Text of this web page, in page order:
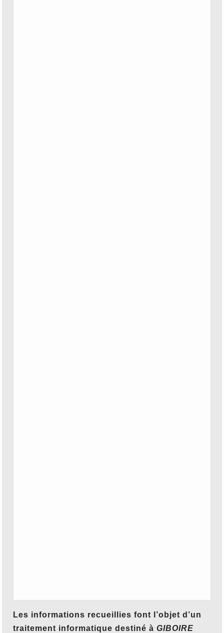
Les informations recueillies font l’objet d’un
traitement informatique destiné à GIBOIRE